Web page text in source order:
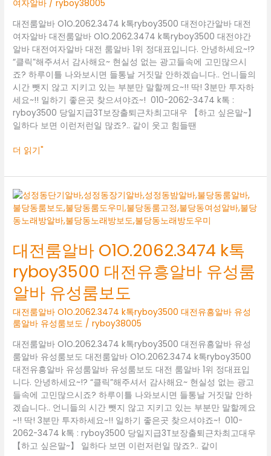
여자알바 /ryboy38005
대전룸알바 O1O.2062.3474 k톡ryboy3500 대전야간알바 대전
여자알바 대전룸알바 O1O.2062.3474 k톡ryboy3500 대전야간
알바 대전여자알바 대전 룸알바 1위 정대표입니다. 안녕하세요~!?
“클릭”해주셔서 감사해요~ 현실성 없는 광고들속에 고민많으시
죠? 하루이틀 나와보시면 들통날 거짓말 안하겠습니다.. 언니들의
시간 뺏지 않고 지키고 있는 부분만 말할께요~!! 딱! 3분만 투자하
세요~!! 일하기 좋은곳 찾으셔야죠~! 010-2062-3474 k톡 :
ryboy3500 당일지급3T보장출퇴근차최고대우 【하고 싶은말~】
일하다 보면 이런저런일 많죠?.. 같이 웃고 힘들땐
간
알
바
대
전
여
자
알
바
더 읽기"
대전룸알바 O1O.2062.3474 k톡
ryboy3500 대전유흥알바 유성룸
알바 유성룸보도
대전룸알바 O1O.2062.3474 k톡ryboy3500 대전유흥알바 유성
룸알바 유성룸보도 /ryboy38005
대전룸알바 O1O.2062.3474 k톡ryboy3500 대전유흥알바 유성
룸알바 유성룸보도 대전룸알바 O1O.2062.3474 k톡ryboy3500
대전유흥알바 유성룸알바 유성룸보도 대전 룸알바 1위 정대표입
니다. 안녕하세요~!? “클릭”해주셔서 감사해요~ 현실성 없는 광고
들속에 고민많으시죠? 하루이틀 나와보시면 들통날 거짓말 안하
겠습니다.. 언니들의 시간 뺏지 않고 지키고 있는 부분만 말할께요
~!! 딱! 3분만 투자하세요~!! 일하기 좋은곳 찾으셔야죠~! 010-
2062-3474 k톡 : ryboy3500 당일지급3T보장출퇴근차최고대우
【하고 싶은말~】 일하다 보면 이런저런일 많죠?.. 같이
대
전
룸
바
O1O.2062.3474
k
톡
ryboy3500
대
전
흥
알
바
유
성
룸
알
바
유